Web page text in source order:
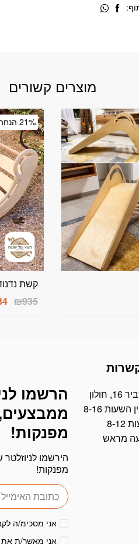
מוצרים קשורים
21% הנחה
קשת
₪935
8-16
12
מראש
הרשמו
ממבצעים,
מפנקות!
הירשמו
מפנקות!
דוא׳׳ל
אני מסכימ/ה
אני מאשר/ת את